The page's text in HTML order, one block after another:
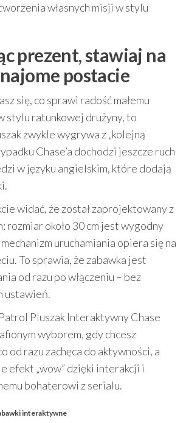
własnych misji w stylu
prezent, stawiaj na
postacie
się, co sprawi radość małemu
stylu ratunkowej drużyny, to
zwykle wygrywa z „kolejną
Chase’a dochodzi jeszcze ruch
w języku angielskim, które dodają
widać, że został zaprojektowany z
rozmiar około 30 cm jest wygodny
uruchamiania opiera się na
To sprawia, że zabawka jest
od razu po włączeniu – bez
ustawień.
Pluszak Interaktywny Chase
wyborem, gdy chcesz
od razu zachęca do aktywności, a
efekt „wow” dzięki interakcji i
bohaterowi z serialu.
interaktywne